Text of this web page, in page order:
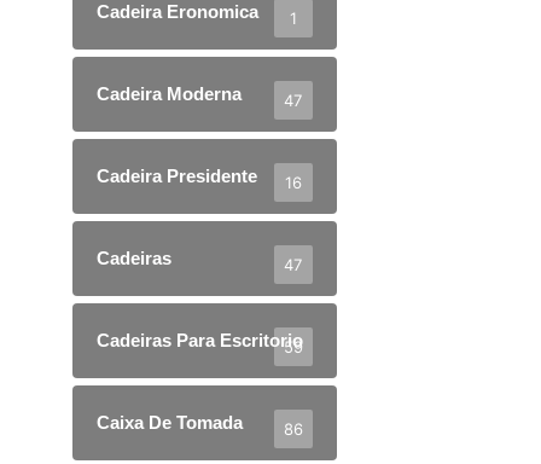
Cadeira Eronomica 1
Cadeira Moderna 47
Cadeira Presidente 16
Cadeiras 47
Cadeiras Para Escritorio
59
Caixa De Tomada 86